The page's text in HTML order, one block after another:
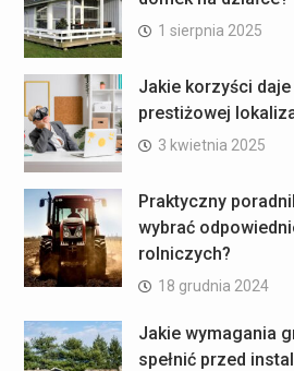
1 sierpnia 2025
Jakie korzyści
prestiżowej
3 kwietnia 2025
Praktyczny
wybrać
rolniczych?
18 grudnia 2024
Jakie wymagania
spełnić przed